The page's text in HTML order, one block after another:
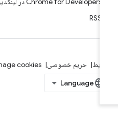
حریم خصوصی Manage cookies